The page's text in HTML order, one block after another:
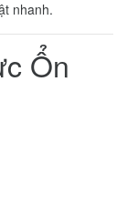
nhanh.
Ổn